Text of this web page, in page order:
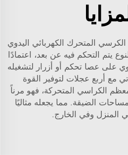
الكرسي المتحرك الكهربائي اليدوي
يتم التحكم فيه عن بعد، اعتمادًا
على عصا تحكم أو أزرار لتشغيله
مع أربع عجلات لتوفير القوة
الكراسي المتحركة، فهو مرناً
الضيقة. مما يجعله مثاليًا
المنزل وفي الخارج.